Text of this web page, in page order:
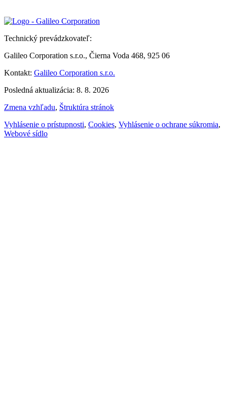
Technický prevádzkovateľ:
Galileo Corporation s.r.o., Čierna Voda 468, 925 06
Kontakt: Galileo Corporation s.r.o.
Posledná aktualizácia: 8. 8. 2026
Zmena vzhľadu, Štruktúra stránok
Vyhlásenie o prístupnosti, Cookies, Vyhlásenie o ochrane súkromia,
Webové sídlo